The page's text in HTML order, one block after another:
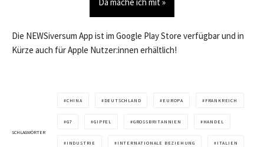
Die NEWSiversum App ist im Google Play Store verfügbar und in
Kürze auch für Apple Nutzer:innen erhältlich!
SCHLAGWÖRTER
CHINA DEUTSCHLAND EUROPA FRANKREICH
G7 GIPFEL GROSSBRITANNIEN HANDEL
INDUSTRIE INTERNATIONALE BEZIEHUNG ITALIEN